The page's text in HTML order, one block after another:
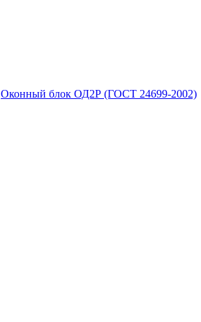
Оконный блок ОД2Р (ГОСТ 24699-2002)